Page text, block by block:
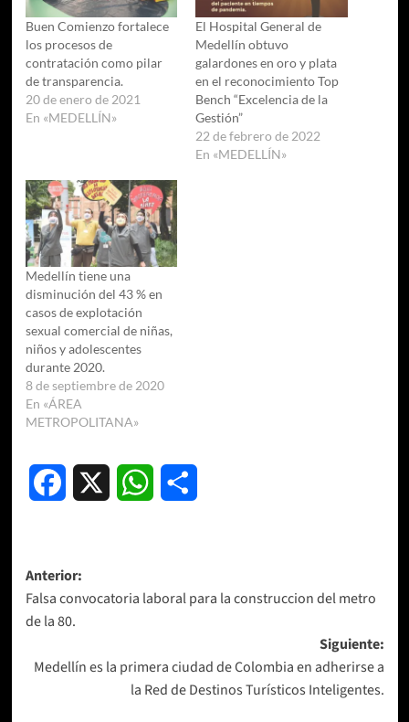
Buen Comienzo fortalece
los procesos de
contratación como pilar
de transparencia.
20 de enero de 2021
En «MEDELLÍN»
El Hospital General de
Medellín obtuvo
galardones en oro y plata
en el reconocimiento Top
Bench “Excelencia de la
Gestión”
22 de febrero de 2022
En «MEDELLÍN»
Medellín tiene una
disminución del 43 % en
casos de explotación
sexual comercial de niñas,
niños y adolescentes
durante 2020.
8 de septiembre de 2020
En «ÁREA
METROPOLITANA»
Facebook WhatsApp
Navegación
de
entradas
Anterior:
Falsa convocatoria laboral para la construccion del metro
de la 80.
Siguiente:
Medellín es la primera ciudad de Colombia en adherirse a
la Red de Destinos Turísticos Inteligentes.